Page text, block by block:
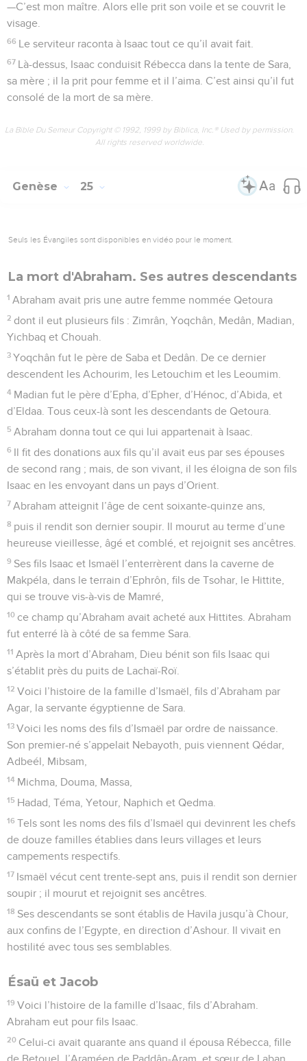
—C’est mon maître. Alors elle prit son voile et se couvrit le
visage.
66 Le serviteur raconta à Isaac tout ce qu’il avait fait.
67 Là-dessus, Isaac conduisit Rébecca dans la tente de Sara,
sa mère ; il la prit pour femme et il l’aima. C’est ainsi qu’il fut
consolé de la mort de sa mère.
La Bible Du Semeur Copyright © 1992, 1999 by Biblica, Inc.® Used by permission.
All rights reserved worldwide.
Genèse 25
Seuls les Évangiles sont disponibles en vidéo pour le moment.
La mort d'Abraham. Ses autres descendants
1 Abraham avait pris une autre femme nommée Qetoura
2 dont il eut plusieurs fils : Zimrân, Yoqchân, Medân, Madian,
Yichbaq et Chouah.
3 Yoqchân fut le père de Saba et Dedân. De ce dernier
descendent les Achourim, les Letouchim et les Leoumim.
4 Madian fut le père d’Epha, d’Epher, d’Hénoc, d’Abida, et
d’Eldaa. Tous ceux-là sont les descendants de Qetoura.
5 Abraham donna tout ce qui lui appartenait à Isaac.
6 Il fit des donations aux fils qu’il avait eus par ses épouses
de second rang ; mais, de son vivant, il les éloigna de son fils
Isaac en les envoyant dans un pays d’Orient.
7 Abraham atteignit l’âge de cent soixante-quinze ans,
8 puis il rendit son dernier soupir. Il mourut au terme d’une
heureuse vieillesse, âgé et comblé, et rejoignit ses ancêtres.
9 Ses fils Isaac et Ismaël l’enterrèrent dans la caverne de
Makpéla, dans le terrain d’Ephrôn, fils de Tsohar, le Hittite,
qui se trouve vis-à-vis de Mamré,
10 ce champ qu’Abraham avait acheté aux Hittites. Abraham
fut enterré là à côté de sa femme Sara.
11 Après la mort d’Abraham, Dieu bénit son fils Isaac qui
s’établit près du puits de Lachaï-Roï.
12 Voici l’histoire de la famille d’Ismaël, fils d’Abraham par
Agar, la servante égyptienne de Sara.
13 Voici les noms des fils d’Ismaël par ordre de naissance.
Son premier-né s’appelait Nebayoth, puis viennent Qédar,
Adbeél, Mibsam,
14 Michma, Douma, Massa,
15 Hadad, Téma, Yetour, Naphich et Qedma.
16 Tels sont les noms des fils d’Ismaël qui devinrent les chefs
de douze familles établies dans leurs villages et leurs
campements respectifs.
17 Ismaël vécut cent trente-sept ans, puis il rendit son dernier
soupir ; il mourut et rejoignit ses ancêtres.
18 Ses descendants se sont établis de Havila jusqu’à Chour,
aux confins de l’Egypte, en direction d’Ashour. Il vivait en
hostilité avec tous ses semblables.
Ésaü et Jacob
19 Voici l’histoire de la famille d’Isaac, fils d’Abraham.
Abraham eut pour fils Isaac.
20 Celui-ci avait quarante ans quand il épousa Rébecca, fille
de Betouel, l’Araméen de Paddân-Aram, et sœur de Laban